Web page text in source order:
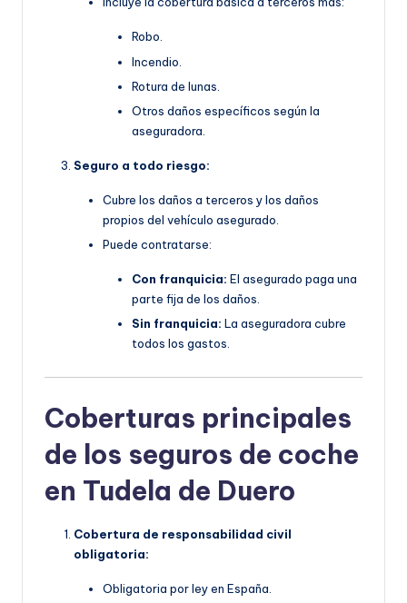
Robo.
Incendio.
Rotura de lunas.
Otros daños específicos según la
aseguradora.
Seguro a todo riesgo:
Cubre los daños a terceros y los daños
propios del vehículo asegurado.
Puede contratarse:
Con franquicia: El asegurado paga una
parte fija de los daños.
Sin franquicia: La aseguradora cubre
todos los gastos.
Coberturas principales
de los seguros de coche
en Tudela de Duero
Cobertura de responsabilidad civil
obligatoria:
Obligatoria por ley en España.